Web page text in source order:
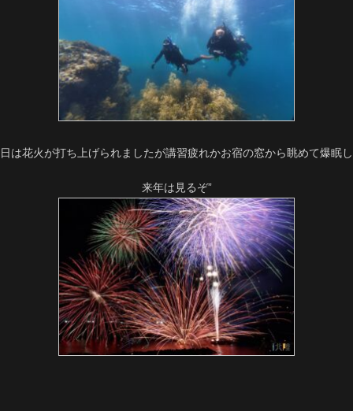
は花火が打ち上げられましたが講習疲れかお宿の窓から眺めて爆眠し
来年は見るぞ”